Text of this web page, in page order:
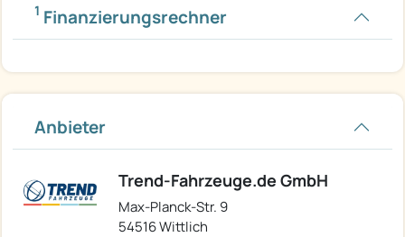
1 Finanzierungsrechner
Anbieter
Trend-Fahrzeuge.de GmbH
Max-Planck-Str. 9
54516 Wittlich